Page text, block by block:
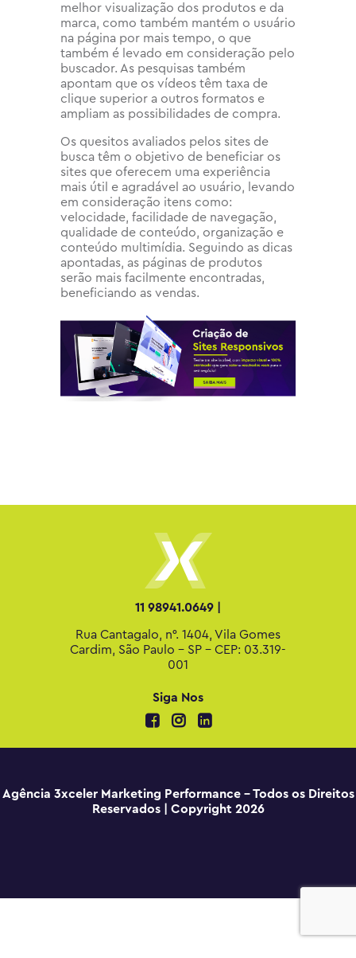
melhor visualização dos produtos e da
marca, como também mantém o usuário
na página por mais tempo, o que
também é levado em consideração pelo
buscador. As pesquisas também
apontam que os vídeos têm taxa de
clique superior a outros formatos e
ampliam as possibilidades de compra.
Os quesitos avaliados pelos sites de
busca têm o objetivo de beneficiar os
sites que oferecem uma experiência
mais útil e agradável ao usuário, levando
em consideração itens como:
velocidade, facilidade de navegação,
qualidade de conteúdo, organização e
conteúdo multimídia. Seguindo as dicas
apontadas, as páginas de produtos
serão mais facilmente encontradas,
beneficiando as vendas.
11 98941.0649 |
Rua Cantagalo, n°. 1404, Vila Gomes
Cardim, São Paulo - SP - CEP: 03.319-
001
Siga Nos
Agência 3xceler Marketing Performance - Todos os Direitos
Reservados | Copyright 2026